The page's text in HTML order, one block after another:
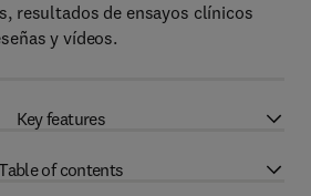
resultados de ensayos clínicos
y vídeos.
Key features
of contents